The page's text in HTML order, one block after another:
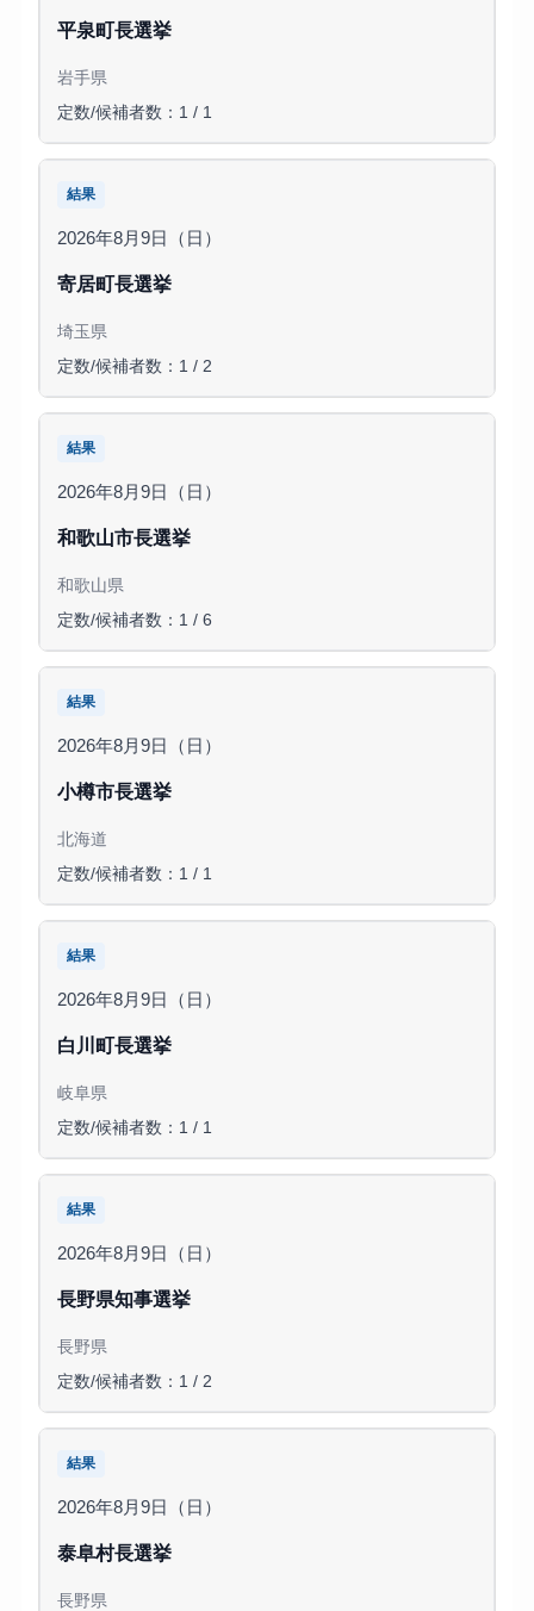
平泉町長選挙
岩手県
定数/候補者数：1 / 1
結果
2026年8月9日（日）
寄居町長選挙
埼玉県
定数/候補者数：1 / 2
結果
2026年8月9日（日）
和歌山市長選挙
和歌山県
定数/候補者数：1 / 6
結果
2026年8月9日（日）
小樽市長選挙
北海道
定数/候補者数：1 / 1
結果
2026年8月9日（日）
白川町長選挙
岐阜県
定数/候補者数：1 / 1
結果
2026年8月9日（日）
長野県知事選挙
長野県
定数/候補者数：1 / 2
結果
2026年8月9日（日）
泰阜村長選挙
長野県